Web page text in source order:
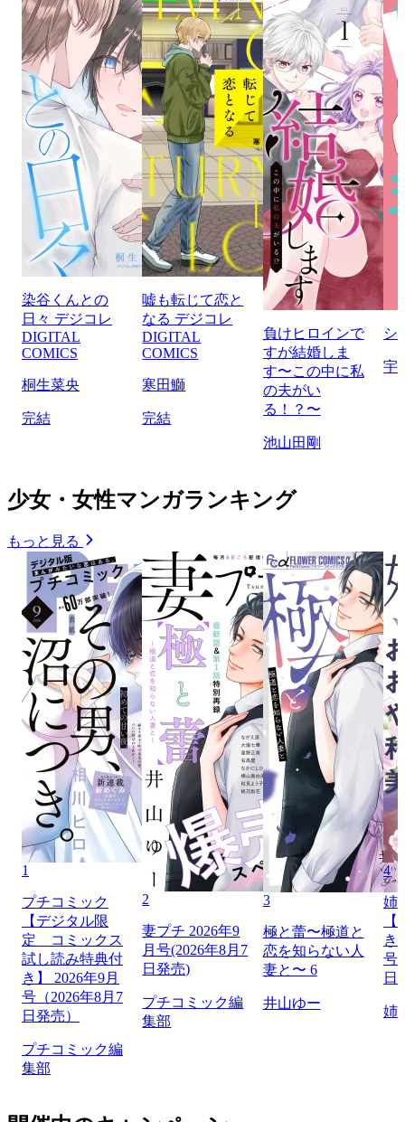
染谷くんとの
日々 デジコレ
DIGITAL
COMICS
桐生菜央
完結
嘘も転じて恋と
なる デジコレ
DIGITAL
COMICS
寒田鰤
完結
負けヒロインで
すが結婚しま
す〜この中に私
の夫がい
る！？〜
池山田剛
シ
宇
少女・女性マンガランキング
もっと見る
1
プチコミック
【デジタル限
定 コミックス
試し読み特典付
き】 2026年9月
号（2026年8月7
日発売）
プチコミック編
集部
2
妻プチ 2026年9
月号(2026年8月7
日発売)
プチコミック編
集部
3
極と蕾〜極道と
恋を知らない人
妻と〜 6
井山ゆー
4
姉
き
号
日
姉